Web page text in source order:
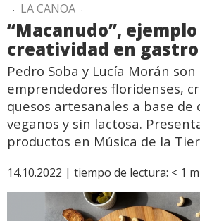
. LA CANOA .
“Macanudo”,
creatividad en
Pedro Soba y Lucía Morán
emprendedores floridenses,
quesos artesanales a base de
veganos y sin lactosa.
productos en Música de la
14.10.2022 | tiempo de lectura: < 1